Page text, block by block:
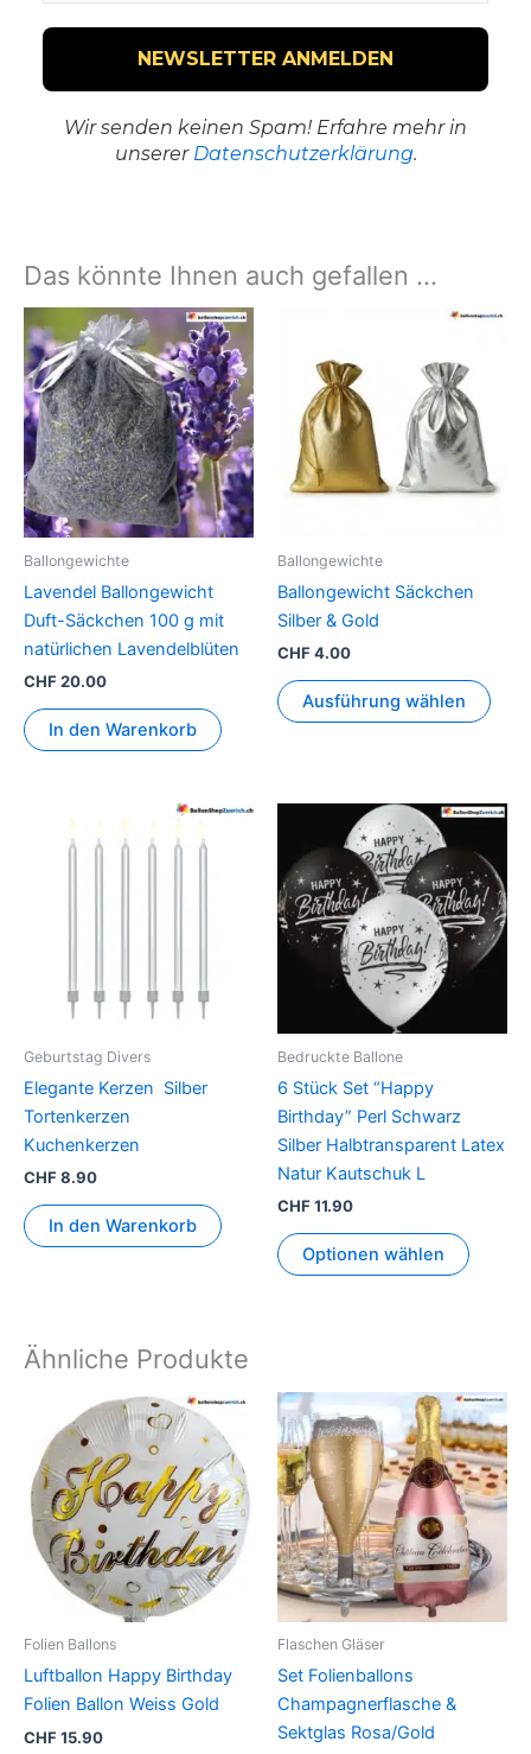
Wir senden keinen Spam! Erfahre mehr in
unserer Datenschutzerklärung.
Das könnte Ihnen auch gefallen …
Ballongewichte
Lavendel Ballongewicht
Duft-Säckchen 100 g mit
natürlichen Lavendelblüten
CHF20.00
In den Warenkorb
Ballongewichte
Ballongewicht Säckchen
Silber & Gold
CHF4.00
Ausführung wählen
Die
Geburtstag Divers
Elegante Kerzen Silber
Tortenkerzen
Kuchenkerzen
CHF8.90
In den Warenkorb
Bedruckte Ballone
6 Stück Set “Happy
Birthday” Perl Schwarz
Silber Halbtransparent Latex
Natur Kautschuk L
CHF11.90
Optionen wählen
Ähnliche Produkte
Folien Ballons
Luftballon Happy Birthday
Folien Ballon Weiss Gold
CHF15.90
Flaschen Gläser
Set Folienballons
Champagnerflasche &
Sektglas Rosa/Gold